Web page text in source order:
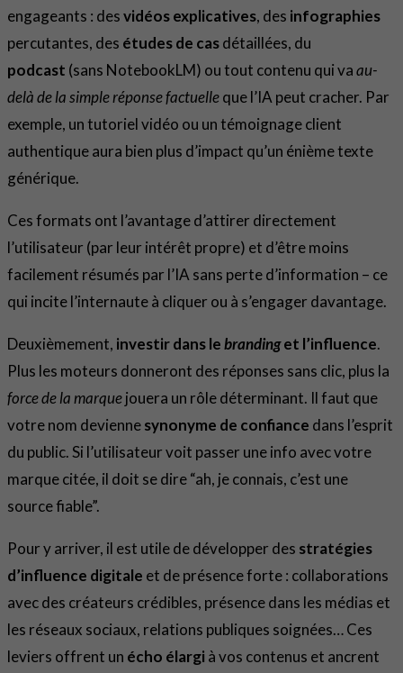
engageants : desvidéos explicatives, des infographies
percutantes, des études de casdétaillées, du
podcast (sans NotebookLM) ou tout contenu qui vaau-
delà de la simple réponse factuelleque l’IA peut cracher. Par
exemple, un tutoriel vidéo ou un témoignage client
authentique aura bien plus d’impact qu’un énième texte
générique.
Ces formats ont l’avantage d’attirer directement
l’utilisateur (par leur intérêt propre) et d’être moins
facilement résumés par l’IA sans perte d’information – ce
qui incite l’internaute à cliquer ou à s’engager davantage.
Deuxièmement, investir dans lebrandinget l’influence.
Plus les moteurs donneront des réponses sans clic, plus la
force de la marquejouera un rôle déterminant. Il faut que
votre nom deviennesynonyme de confiance dans l’esprit
du public. Si l’utilisateur voit passer une info avec votre
marque citée, il doit se dire “ah, je connais, c’est une
source fiable”.
Pour y arriver, il est utile de développer des stratégies
d’influence digitale et de présence forte : collaborations
avec des créateurs crédibles, présence dans les médias et
les réseaux sociaux, relations publiques soignées… Ces
leviers offrent un écho élargi à vos contenus et ancrent